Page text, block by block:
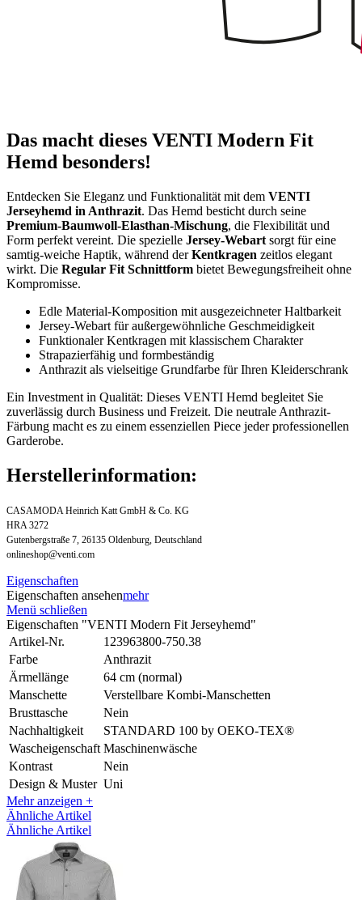
Das macht dieses VENTI Modern Fit
Hemd besonders!
Entdecken Sie Eleganz und Funktionalität mit dem VENTI
Jerseyhemd in Anthrazit. Das Hemd besticht durch seine
Premium-Baumwoll-Elasthan-Mischung, die Flexibilität und
Form perfekt vereint. Die spezielle Jersey-Webart sorgt für eine
samtig-weiche Haptik, während derKentkragen zeitlos elegant
wirkt. Die Regular Fit Schnittform bietet Bewegungsfreiheit ohne
Kompromisse.
Edle Material-Komposition mit ausgezeichneter Haltbarkeit
Jersey-Webart für außergewöhnliche Geschmeidigkeit
Funktionaler Kentkragen mit klassischem Charakter
Strapazierfähig und formbeständig
Anthrazit als vielseitige Grundfarbe für Ihren Kleiderschrank
Ein Investment in Qualität: Dieses VENTI Hemd begleitet Sie
zuverlässig durch Business und Freizeit. Die neutrale Anthrazit-
Färbung macht es zu einem essenziellen Piece jeder professionellen
Garderobe.
Herstellerinformation:
CASAMODA Heinrich Katt GmbH & Co. KG
HRA 3272
Gutenbergstraße 7, 26135 Oldenburg, Deutschland
onlineshop@venti.com
Eigenschaften
Eigenschaften ansehenmehr
Menü schließen
Eigenschaften "VENTI Modern Fit Jerseyhemd"
Artikel-Nr.
123963800-750.38
Farbe
Anthrazit
Ärmellänge
64 cm (normal)
Manschette
Verstellbare Kombi-Manschetten
Brusttasche
Nein
Nachhaltigkeit
STANDARD 100 by OEKO-TEX®
Wascheigenschaft Maschinenwäsche
Kontrast
Nein
Design & Muster Uni
Mehr anzeigen +
Ähnliche Artikel
Ähnliche Artikel